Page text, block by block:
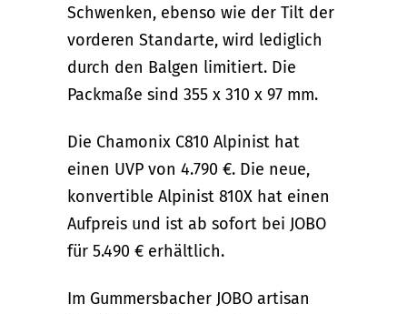
Schwenken, ebenso wie der Tilt der
vorderen Standarte, wird lediglich
durch den Balgen limitiert. Die
Packmaße sind 355 x 310 x 97 mm.
Die Chamonix C810 Alpinist hat
einen UVP von 4.790 €. Die neue,
konvertible Alpinist 810X hat einen
Aufpreis und ist ab sofort bei JOBO
für 5.490 € erhältlich.
Im Gummersbacher JOBO artisan